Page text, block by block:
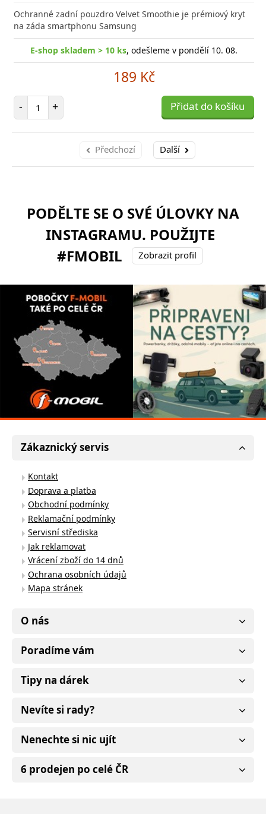
Ochranné zadní pouzdro Velvet Smoothie je prémiový kryt
na záda smartphonu Samsung
E-shop skladem > 10 ks, odešleme v pondělí 10. 08.
189 Kč
- Počet položek
+ Přidat do košíku
Předchozí Další
PODĚLTE SE O SVÉ ÚLOVKY NA
INSTAGRAMU. POUŽIJTE
#FMOBIL
Zobrazit profil
Zákaznický servis
Kontakt
Doprava a platba
Obchodní podmínky
Reklamační podmínky
Servisní střediska
Jak reklamovat
Vrácení zboží do 14 dnů
Ochrana osobních údajů
Mapa stránek
O nás
Poradíme vám
Tipy na dárek
Nevíte si rady?
Nenechte si nic ujít
6 prodejen po celé ČR